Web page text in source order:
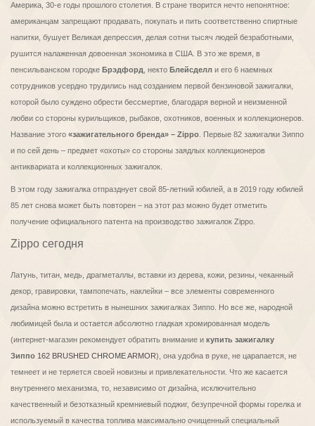
Америка, 30-е годы прошлого столетия. В стране творится нечто непонятное:
американцам запрещают продавать, покупать и пить соответственно спиртные
напитки, бушует Великая депрессия, делая сотни тысяч людей безработными,
рушится налаженная довоенная экономика в США. В это же время, в
пенсильванском городке Брэдфорд , некто Блейсделл и его 6 наемных
сотрудников усердно трудились над созданием первой бензиновой зажигалки,
которой было суждено обрести бессмертие, благодаря верной и неизменной
любви со стороны курильщиков, рыбаков, охотников, военных и коллекционеров.
Название этого «зажигательного бренда» – Zippo . Первые 82 зажигалки Зиппо
и по сей день – предмет «охоты» со стороны заядлых коллекционеров
антиквариата и коллекционных зажигалок.
В этом году зажигалка отпразднует свой 85-летний юбилей, а в 2019 году юбилей
85 лет снова может быть повторен – на этот раз можно будет отметить
получение официального патента на производство зажигалок Zippo.
Zippo сегодня
Латунь, титан, медь, драгметаллы, вставки из дерева, кожи, резины, чеканный
декор, гравировки, тампопечать, наклейки – все элементы современного
дизайна можно встретить в нынешних зажигалках Зиппо. Но все же, народной
любимицей была и остается абсолютно гладкая хромированная модель
(интернет-магазин рекомендует обратить внимание и купить зажигалку
Зиппо 162 BRUSHED CHROME ARMOR), она удобна в руке, не царапается, не
темнеет и не теряется своей новизны и привлекательности. Что же касается
внутреннего механизма, то, независимо от дизайна, исключительно
качественный и безотказный кремниевый поджиг, безупречной формы горелка и
используемый в качества топлива максимально очищенный специальный